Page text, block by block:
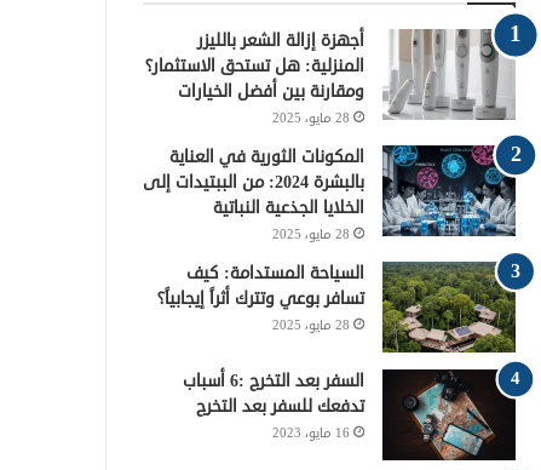
و
ك
ر
ي
ر
ي
س
ت
ق
ر
م
ا
ل
م
و
R
S
أجهزة إزالة الشعر بالليزر
المنزلية: هل تستحق الاستثمار؟
ومقارنة بين أفضل الخيارات
28 مايو، 2025
المكونات الثورية في العناية
بالبشرة 2024: من الببتيدات إلى
الخلايا الجذعية النباتية
28 مايو، 2025
السياحة المستدامة: كيف
تسافر بوعي وتترك أثراً إيجابياً؟
28 مايو، 2025
السفر بعد التخرج :6 أسباب
تدفعك للسفر بعد التخرج
16 مايو، 2023